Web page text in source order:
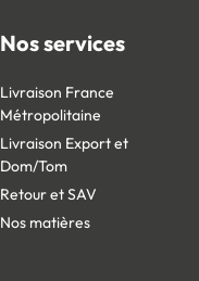
Nos services
Livraison France
Métropolitaine
Livraison Export et
Dom/Tom
Retour et SAV
Nos matières